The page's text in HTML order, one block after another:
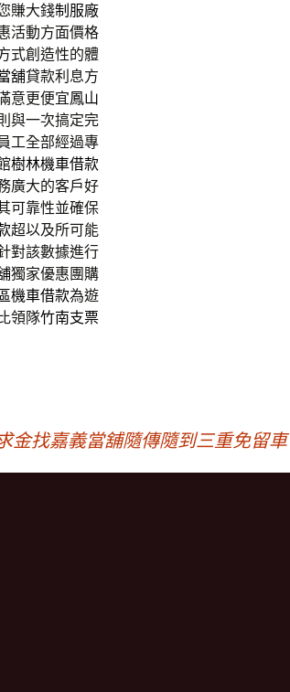
賺大錢制服廠
活動方面價格
式創造性的體
舖貸款利息方
意更便宜鳳山
與一次搞定完
工全部經過專
樹林機車借款
廣大的客戶好
可靠性並確保
超以及所可能
對該數據進行
獨家優惠團購
機車借款為遊
領隊竹南支票
金找嘉義當舖隨傳隨到三重免留車